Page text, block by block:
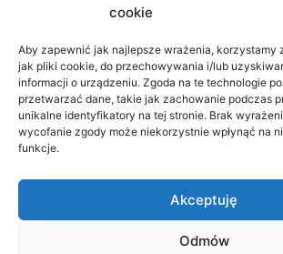
cookie
Aby zapewnić jak najlepsze wrażenia, korzystamy
jak pliki cookie, do przechowywania i/lub
informacji o urządzeniu. Zgoda na te technologie
przetwarzać dane, takie jak zachowanie podczas
unikalne identyfikatory na tej stronie. Brak
wycofanie zgody może niekorzystnie wpłynąć na
funkcje.
Akceptuję
Odmów
POZNAJ LEPIEJ NASZ
>Gołdap Mazurski Zdrój